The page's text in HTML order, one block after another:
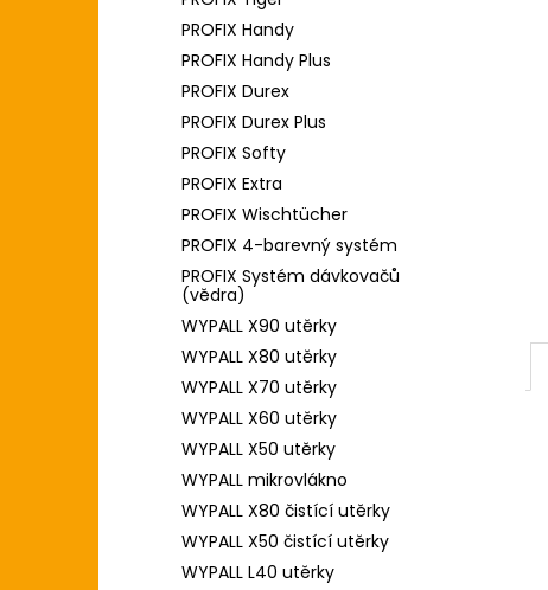
PROFIX Handy
PROFIX Handy Plus
PROFIX Durex
PROFIX Durex Plus
PROFIX Softy
PROFIX Extra
PROFIX Wischtücher
PROFIX 4-barevný systém
PROFIX Systém dávkovačů
(vědra)
WYPALL X90 utěrky
WYPALL X80 utěrky
WYPALL X70 utěrky
WYPALL X60 utěrky
WYPALL X50 utěrky
WYPALL mikrovlákno
WYPALL X80 čistící utěrky
WYPALL X50 čistící utěrky
WYPALL L40 utěrky